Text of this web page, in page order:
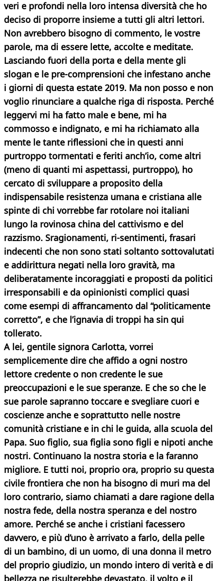
veri e profondi nella loro intensa diversità che ho
deciso di proporre insieme a tutti gli altri lettori.
Non avrebbero bisogno di commento, le vostre
parole, ma di essere lette, accolte e meditate.
Lasciando fuori della porta e della mente gli
slogan e le pre-comprensioni che infestano anche
i giorni di questa estate 2019. Ma non posso e non
voglio rinunciare a qualche riga di risposta. Perché
leggervi mi ha fatto male e bene, mi ha
commosso e indignato, e mi ha richiamato alla
mente le tante riflessioni che in questi anni
purtroppo tormentati e feriti anch’io, come altri
(meno di quanti mi aspettassi, purtroppo), ho
cercato di sviluppare a proposito della
indispensabile resistenza umana e cristiana alle
spinte di chi vorrebbe far rotolare noi italiani
lungo la rovinosa china del cattivismo e del
razzismo. Sragionamenti, ri-sentimenti, frasari
indecenti che non sono stati soltanto sottovalutati
e addirittura negati nella loro gravità, ma
deliberatamente incoraggiati e proposti da politici
irresponsabili e da opinionisti complici quasi
come esempi di affrancamento dal “politicamente
corretto”, e che l’ignavia di troppi ha sin qui
tollerato.
A lei, gentile signora Carlotta, vorrei
semplicemente dire che affido a ogni nostro
lettore credente o non credente le sue
preoccupazioni e le sue speranze. E che so che le
sue parole sapranno toccare e svegliare cuori e
coscienze anche e soprattutto nelle nostre
comunità cristiane e in chi le guida, alla scuola del
Papa. Suo figlio, sua figlia sono figli e nipoti anche
nostri. Continuano la nostra storia e la faranno
migliore. E tutti noi, proprio ora, proprio su questa
civile frontiera che non ha bisogno di muri ma del
loro contrario, siamo chiamati a dare ragione della
nostra fede, della nostra speranza e del nostro
amore. Perché se anche i cristiani facessero
davvero, e più d’uno è arrivato a farlo, della pelle
di un bambino, di un uomo, di una donna il metro
del proprio giudizio, un mondo intero di verità e di
bellezza ne risulterebbe devastato, il volto e il